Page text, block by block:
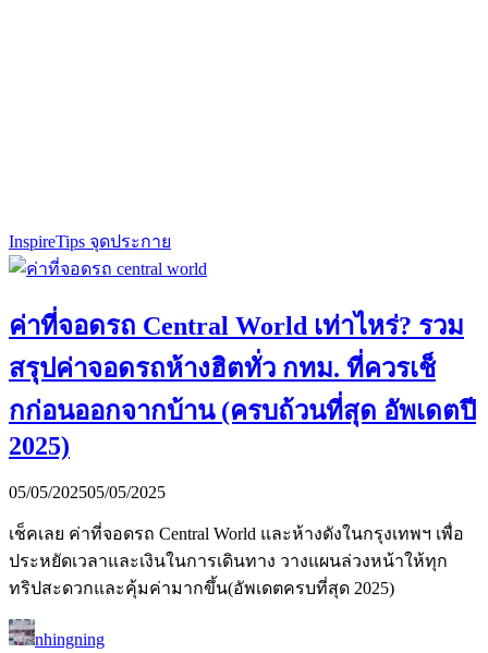
InspireTips จุดประกาย
ค่าที่จอดรถ Central World เท่าไหร่? รวม
สรุปค่าจอดรถห้างฮิตทั่ว กทม. ที่ควรเช็
กก่อนออกจากบ้าน (ครบถ้วนที่สุด อัพเดตปี
2025)
05/05/202505/05/2025
เช็คเลย ค่าที่จอดรถ Central World และห้างดังในกรุงเทพฯ เพื่อ
ประหยัดเวลาและเงินในการเดินทาง วางแผนล่วงหน้าให้ทุก
ทริปสะดวกและคุ้มค่ามากขึ้น(อัพเดตครบที่สุด 2025)
nhingning